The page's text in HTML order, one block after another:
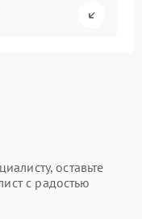
оставьте
с радостью